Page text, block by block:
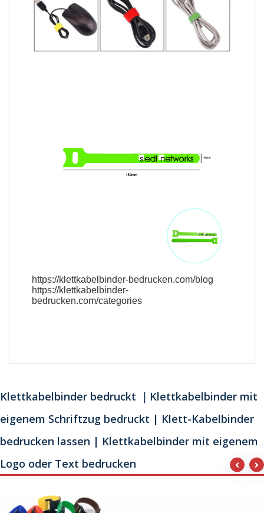
https://klettkabelbinder-bedrucken.com/blog
https://klettkabelbinder-
bedrucken.com/categories
Klettkabelbinder bedruckt ｜Klettkabelbinder mit
eigenem Schriftzug bedruckt | Klett-Kabelbinder
bedrucken lassen | Klettkabelbinder mit eigenem
Logo oder Text bedrucken